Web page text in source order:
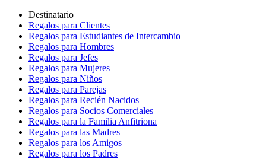
Destinatario
Regalos para Clientes
Regalos para Estudiantes de Intercambio
Regalos para Hombres
Regalos para Jefes
Regalos para Mujeres
Regalos para Niños
Regalos para Parejas
Regalos para Recién Nacidos
Regalos para Socios Comerciales
Regalos para la Familia Anfitriona
Regalos para las Madres
Regalos para los Amigos
Regalos para los Padres